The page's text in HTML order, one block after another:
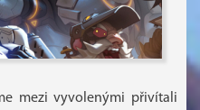
mezi vyvolenými přivítali